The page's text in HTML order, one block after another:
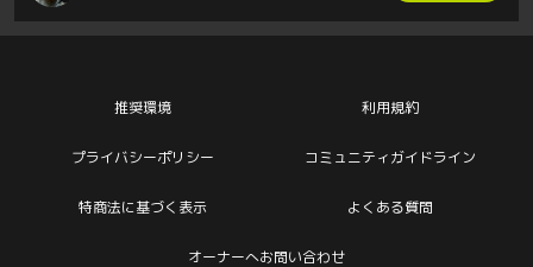
推奨環境 利用規約
プライバシーポリシー コミュニティガイドライン
特商法に基づく表示 よくある質問
オーナーへお問い合わせ